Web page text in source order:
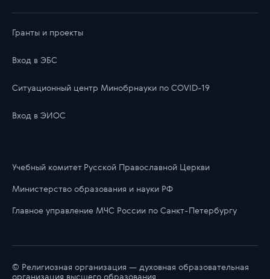
Гранты и проекты
Вход в ЭБС
Ситуационный центр Минобрнауки по COVID-19
Вход в ЭИОС
Учебный комитет Русской Православной Церкви
Министерство образования и науки РФ
Главноe управлениe МЧС России по Санкт-Петербургу
© Религиозная организация — духовная образовательная
организация высшего образования